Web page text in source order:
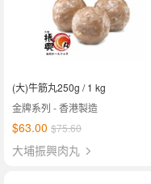
(大)牛筋丸250g / 1 kg
金牌系列 - 香港製造
$63.00 $75.60
大埔振興肉丸